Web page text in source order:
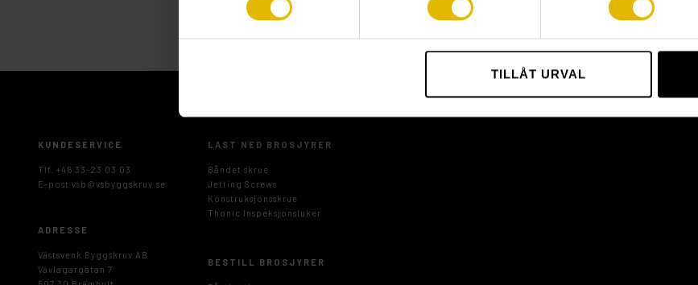
TILLÅT URVAL
KUNDESERVICE
Tlf. +46 33-23 03 03
E-post vsb@vsbyggskruv.se
LAST NED BROSJYRER
Båndet skrue
Jetting Screws
Konstruksjonsskrue
Thonic Inspeksjonsluker
ADRESSE
Västsvenk Byggskruv AB
Vävlagargatan 7
BESTILL BROSJYRER